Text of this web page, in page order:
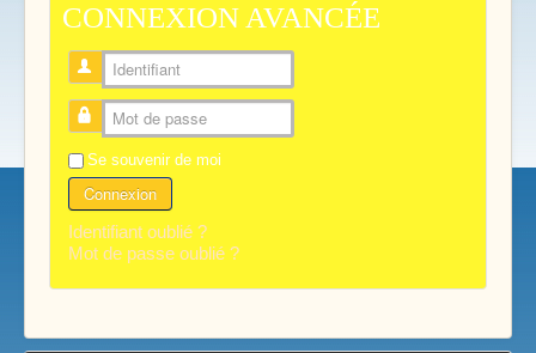
CONNEXION AVANCÉE
Identifiant
Mot de passe
Se souvenir de moi
Connexion
Identifiant oublié ?
Mot de passe oublié ?